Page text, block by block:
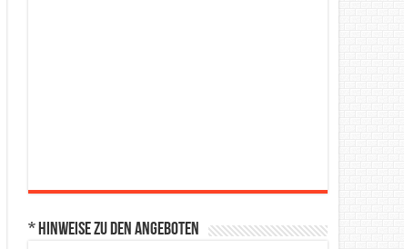
* Hinweise zu den Angeboten